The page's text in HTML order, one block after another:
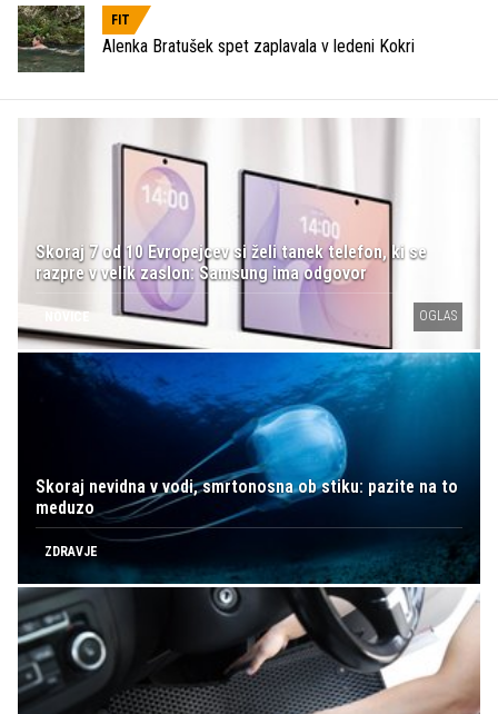
FIT
Alenka Bratušek spet zaplavala v ledeni Kokri
Skoraj 7 od 10 Evropejcev si želi tanek telefon, ki se
razpre v velik zaslon: Samsung ima odgovor
OGLAS
Skoraj nevidna v vodi, smrtonosna ob stiku: pazite na to
meduzo
ZDRAVJE